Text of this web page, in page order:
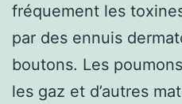
fréquement les
par des ennuis
boutons. Les
les gaz et d’autres